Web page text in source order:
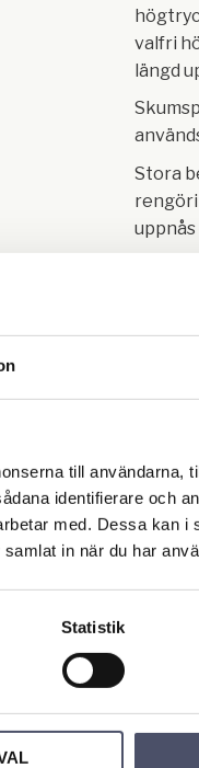
till användarna,
identifierare och
med. Dessa kan i
in när du har
Statistik
valfri
längd
Stora
genom
så har